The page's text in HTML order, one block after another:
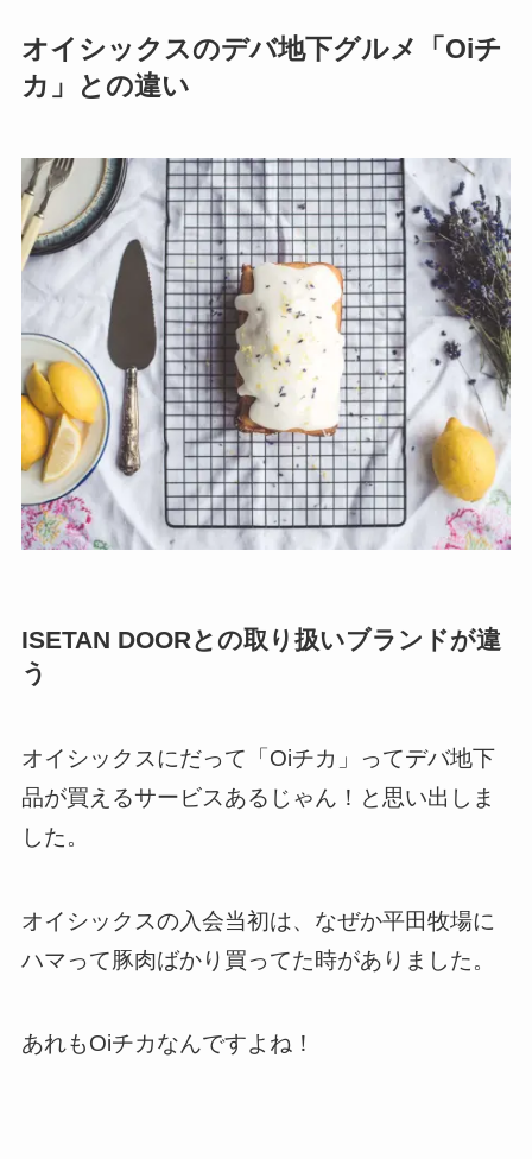
オイシックスのデバ地下グルメ「Oiチ
カ」との違い
ISETAN DOORとの取り扱いブランドが違
う
オイシックスにだって「Oiチカ」ってデバ地下
品が買えるサービスあるじゃん！と思い出しま
した。
オイシックスの入会当初は、なぜか平田牧場に
ハマって豚肉ばかり買ってた時がありました。
あれもOiチカなんですよね！